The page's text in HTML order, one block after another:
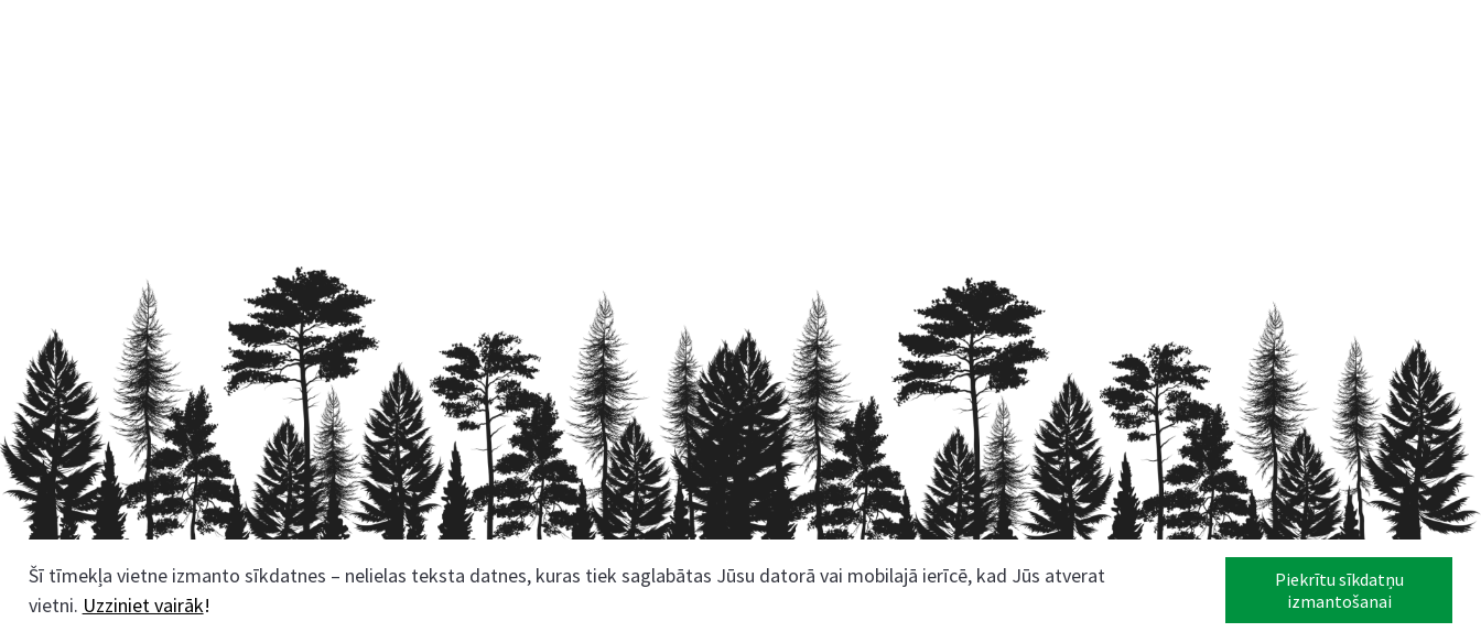
Rekvizīti
Šī tīmekļa vietne izmanto sīkdatnes – nelielas teksta datnes, kuras tiek saglabātas Jūsu datorā vai mobilajā ierīcē, kad Jūs atverat
vietni. Uzziniet vairāk!
Piekrītu sīkdatņu
izmantošanai